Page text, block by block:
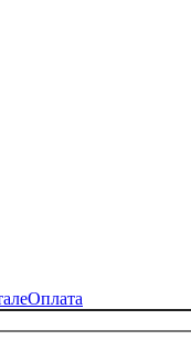
Оплата